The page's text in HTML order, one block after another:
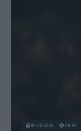
06-03-2026 06:59